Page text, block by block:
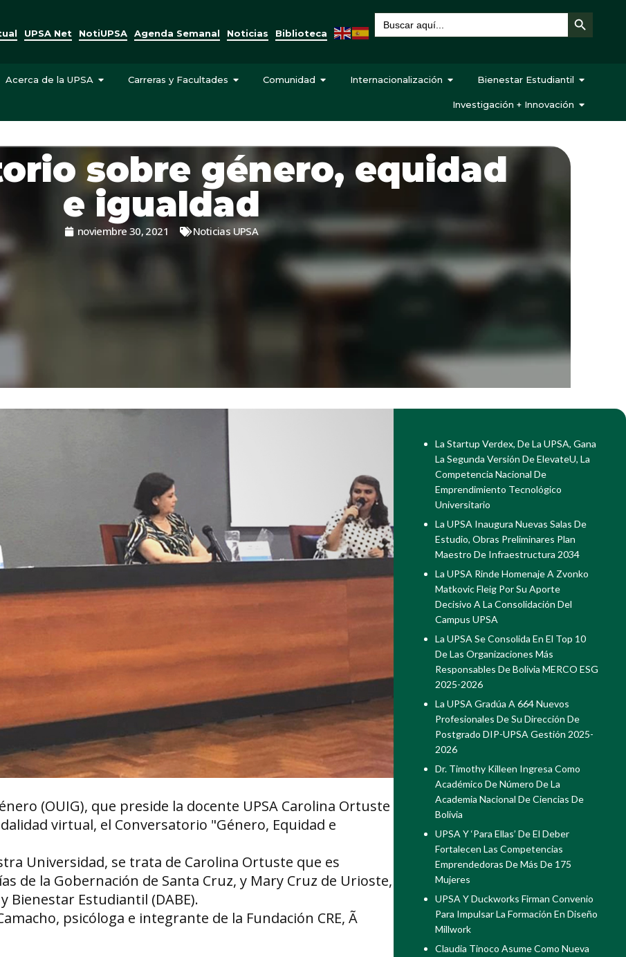
UPSA Net NotiUPSA Agenda Semanal Noticias Biblioteca
Buscar: Botón de búsqueda
Acerca de la UPSA Carreras y Facultades Comunidad Internacionalización Bienestar Estudiantil
Investigación + Innovación
sobre género, equidad
e igualdad
noviembre 30, 2021 Noticias UPSA
(OUIG), que preside la docente UPSA Carolina Ortuste
virtual, el Conversatorio "Género, Equidad e
Universidad, se trata de Carolina Ortuste que es
de la Gobernación de Santa Cruz, y Mary Cruz de Urioste,
Bienestar Estudiantil (DABE).
psicóloga e integrante de la Fundación CRE, Ã
La Startup Verdex, De La UPSA, Gana
La Segunda Versión De ElevateU, La
Competencia Nacional De
Emprendimiento Tecnológico
Universitario
La UPSA Inaugura Nuevas Salas De
Estudio, Obras Preliminares Plan
Maestro De Infraestructura 2034
La UPSA Rinde Homenaje A Zvonko
Matkovic Fleig Por Su Aporte
Decisivo A La Consolidación Del
Campus UPSA
La UPSA Se Consolida En El Top 10
De Las Organizaciones Más
Responsables De Bolivia MERCO ESG
2025-2026
La UPSA Gradúa A 664 Nuevos
Profesionales De Su Dirección De
Postgrado DIP-UPSA Gestión 2025-
2026
Dr. Timothy Killeen Ingresa Como
Académico De Número De La
Academia Nacional De Ciencias De
Bolivia
UPSA Y ‘Para Ellas’ De El Deber
Fortalecen Las Competencias
Emprendedoras De Más De 175
Mujeres
UPSA Y Duckworks Firman Convenio
Para Impulsar La Formación En Diseño
Millwork
Claudia Tinoco Asume Como Nueva